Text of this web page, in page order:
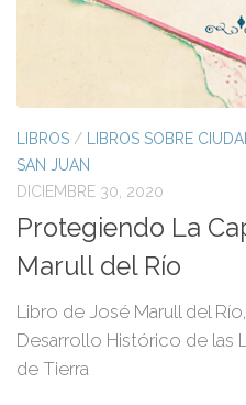
LIBROS / LIBROS SOBRE
SAN JUAN
DICIEMBRE 30, 2020
Protegiendo La
Marull del Río
Libro de José Marull del
Desarrollo Histórico de las
de Tierra